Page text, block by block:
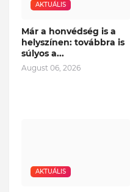
AKTUÁLIS
Már a honvédség is a
helyszínen: továbbra is
súlyos a...
August 06, 2026
AKTUÁLIS